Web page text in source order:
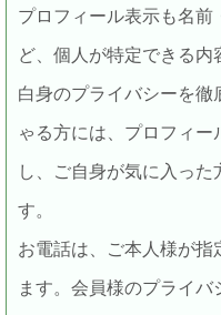
プロフィール表示も名前
ど、個人が特定できる内
白身のプライバシーを徹
ゃる方には、プロフィー
し、ご自身が気に入った
す。
お電話は、ご本人様が指
ます。会員様のプライバ